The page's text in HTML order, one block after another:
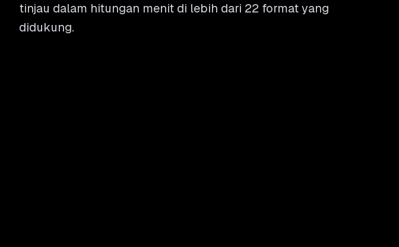
tinjau dalam hitungan menit di lebih dari 22 format yang
didukung.